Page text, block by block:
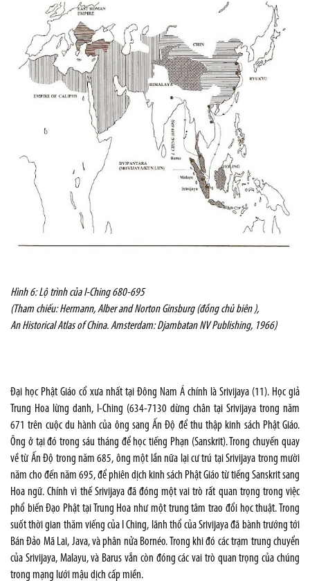
Hình 6: Lộ trình của I-Ching 680-695
(Tham chiếu: Hermann, Alber and Norton Ginsburg (đồng chủ biên ),
An Historical Atlas of China. Amsterdam: Djambatan NV Publishing, 1966)
Đại học Phật Giáo cổ xưa nhất tại Đông Nam Á chính là Srivijaya (11). Học giả
Trung Hoa lừng danh, I-Ching (634-7130 dừng chân tại Srivijaya trong năm
671 trên cuộc du hành của ông sang Ấn Độ để thu thập kinh sách Phật Giáo.
Ông ở tại đó trong sáu tháng để học tiếng Phạn (Sanskrit). Trong chuyến quay
về từ Ấn Độ trong năm 685, ông một lần nữa lại cư trú tại Srivijaya trong mười
năm cho đến năm 695, để phiên dịch kinh sách Phật Giáo từ tiếng Sanskrit sang
Hoa ngữ. Chính vì thế Srivijaya đã đóng một vai trò rất quan trọng trong việc
phổ biến Đạo Phật tại Trung Hoa như một trung tâm trao đổi học thuật. Trong
suốt thời gian thăm viếng của I Ching, lãnh thổ của Srivijaya đã bành trướng tới
Bán Đảo Mã Lai, Java, và phân nửa Bornéo. Trong khi đó các trạm trung chuyển
của Srivijaya, Malayu, và Barus vẫn còn đóng các vai trò quan trọng của chúng
trong mạng lưới mậu dịch cấp miền.